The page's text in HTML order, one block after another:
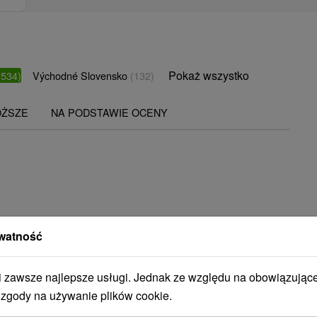
Východné Slovensko (132) Pokaż wszystko
NA PODSTAWIE OCENY
BYĆ TAKŻE
najlepsze usługi. Jednak ze względu na
na używanie plików cookie.